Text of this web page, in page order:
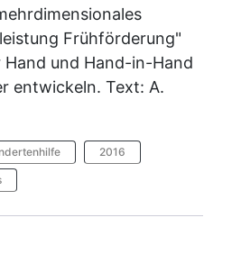
Frühförderung"
und Hand-in-Hand
entwickeln. Text: A.
2016